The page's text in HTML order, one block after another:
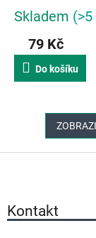
Průměrné
produktu
3,0
hvězdiček.
Skladem
79 Kč
Do košíku
Kontakt